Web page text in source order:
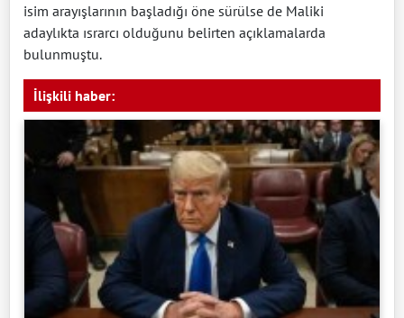
isim arayışlarının başladığı öne sürülse de Maliki
adaylıkta ısrarcı olduğunu belirten açıklamalarda
bulunmuştu.
İlişkili haber: